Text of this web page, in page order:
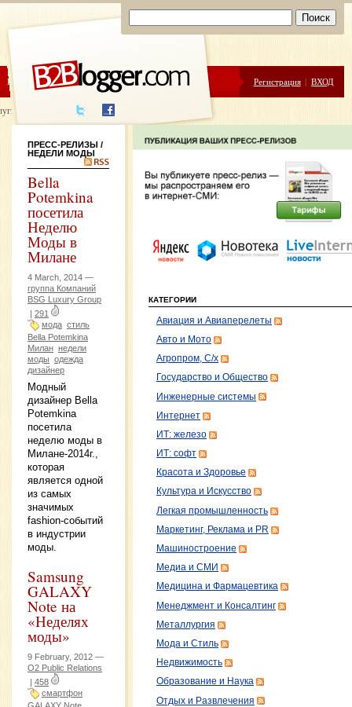
ЦЕНЫ ПОМОЩЬ Регистрация | ВХОД
написания
ПРЕСС-РЕЛИЗЫ /
НЕДЕЛИ МОДЫ
Bella
Potemkina
посетила
Неделю
Моды в
Милане
4 March, 2014 —
группа Компаний
BSG Luxury Group
| 291
мода стиль
Bella Potemkina
Милан недели
моды одежда
дизайнер
Модный
дизайнер Bella
Potemkina
посетила
неделю моды в
Милане-2014г.,
которая
является одной
из самых
значимых
fashion-событий
в индустрии
моды.
Samsung
GALAXY
Note на
«Неделях
моды»
9 February, 2012 —
O2 Public Relations
| 458
смартфон
КАТЕГОРИИ
Авиация и Авиаперелеты
Авто и Мото
Агропром, С/х
Государство и Общество
Инженерные системы
Интернет
ИТ: железо
ИТ: софт
Красота и Здоровье
Культура и Искусство
Легкая промышленность
Маркетинг, Реклама и PR
Машиностроение
Медиа и СМИ
Медицина и Фармацевтика
Менеджмент и Консалтинг
Металлургия
Мода и Стиль
Недвижимость
Образование и Наука
Отдых и Развлечения